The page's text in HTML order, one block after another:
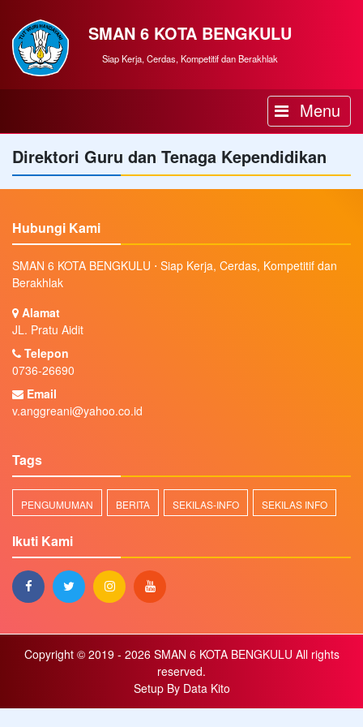
SMAN 6 KOTA BENGKULU
Siap Kerja, Cerdas, Kompetitif dan Berakhlak
Menu
Direktori Guru dan Tenaga Kependidikan
Hubungi Kami
SMAN 6 KOTA BENGKULU ⋅ Siap Kerja, Cerdas, Kompetitif dan
Berakhlak
Alamat
JL. Pratu Aidit
Telepon
0736-26690
Email
v.anggreani@yahoo.co.id
Tags
PENGUMUMAN BERITA SEKILAS-INFO SEKILAS INFO
Ikuti Kami
Copyright © 2019 - 2026 SMAN 6 KOTA BENGKULU All rights
reserved.
Setup By Data Kito